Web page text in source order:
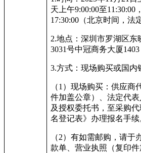
天上午9:00:00至11:30:00
17:30:00（北京时间，法
2.地点：深圳市罗湖区东
3031号中冠商务大厦1403
3.方式：现场购买或国内
（1）现场购买：供应商
件加盖公章）、法定代
及授权委托书，至采购
名登记表》办理报名手续
（2）有如需邮购，请于
款单、营业执照（复印